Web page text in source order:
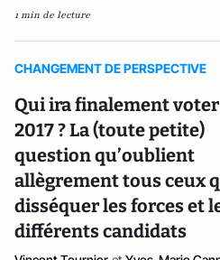
1 min de lecture
CHANGEMENT DE PERSPECTIVE
Qui ira finalement
2017 ? La (toute petite)
question qu’oublient
allègrement tous ceux
disséquer les forces et
différents candidats